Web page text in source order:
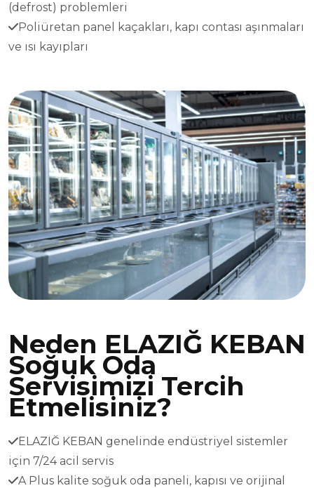
(defrost) problemleri
Poliüretan panel kaçakları, kapı contası aşınmaları
ve ısı kayıpları
Neden ELAZIĞ KEBAN
Soğuk Oda
Servisimizi Tercih
Etmelisiniz?
ELAZIĞ KEBAN genelinde endüstriyel sistemler
için 7/24 acil servis
A Plus kalite soğuk oda paneli, kapısı ve orijinal